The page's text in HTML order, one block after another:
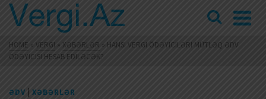
HOME » VERGI » XƏBƏRLƏR » HANSI VERGI ÖDƏYICILƏRI MÜTLƏQ ƏDV
ÖDƏYICISI HESAB EDILƏCƏK?
ƏDV | XƏBƏRLƏR